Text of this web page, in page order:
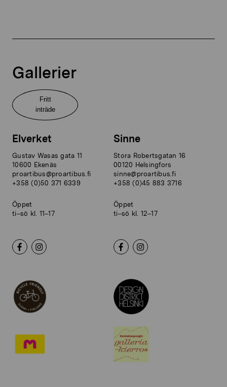
Gallerier
Fritt
inträde
Elverket
Gustav Wasas gata 11
10600 Ekenäs
proartibus@proartibus.fi
+358 (0)50 371 6339
Öppet
ti–sö kl. 11–17
Sinne
Stora Robertsgatan 16
00120 Helsingfors
sinne@proartibus.fi
+358 (0)45 883 3716
Öppet
ti–sö kl. 12–17